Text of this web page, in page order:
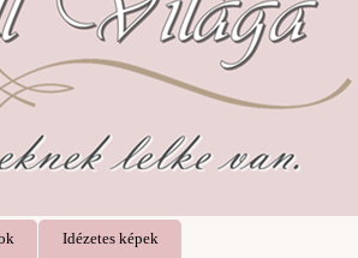
Idézetes képek